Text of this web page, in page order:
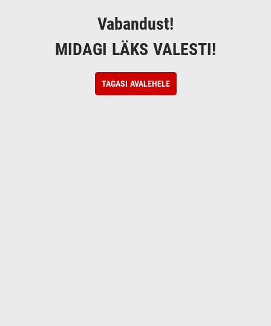
Vabandust!
MIDAGI LÄKS VALESTI!
TAGASI AVALEHELE